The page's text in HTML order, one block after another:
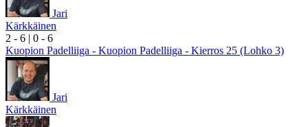
Jari
Kärkkäinen
2 - 6 | 0 - 6
Kuopion Padelliiga - Kuopion Padelliiga - Kierros 25 (Lohko 3)
Jari
Kärkkäinen